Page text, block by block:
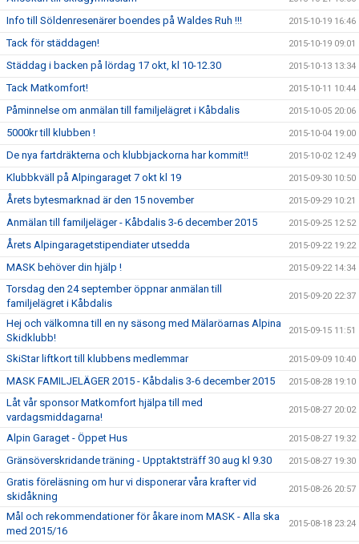
Info till Söldenresenärer boendes på Waldes Ruh !!! 2015-10-19 16:46
Tack för städdagen! 2015-10-19 09:01
Städdag i backen på lördag 17 okt, kl 10-12.30 2015-10-13 13:34
Tack Matkomfort! 2015-10-11 10:44
Påminnelse om anmälan till familjelägret i Kåbdalis 2015-10-05 20:06
5000kr till klubben ! 2015-10-04 19:00
De nya fartdräkterna och klubbjackorna har kommit!! 2015-10-02 12:49
Klubbkväll på Alpingaraget 7 okt kl 19 2015-09-30 10:50
Årets bytesmarknad är den 15 november 2015-09-29 10:21
Anmälan till familjeläger - Kåbdalis 3-6 december 2015 2015-09-25 12:52
Årets Alpingaragetstipendiater utsedda 2015-09-22 19:22
MASK behöver din hjälp ! 2015-09-22 14:34
Torsdag den 24 september öppnar anmälan till
familjelägret i Kåbdalis
2015-09-20 22:37
Hej och välkomna till en ny säsong med Mälaröarnas Alpina
Skidklubb!
2015-09-15 11:51
SkiStar liftkort till klubbens medlemmar 2015-09-09 10:40
MASK FAMILJELÄGER 2015 - Kåbdalis 3-6 december 2015 2015-08-28 19:10
Låt vår sponsor Matkomfort hjälpa till med
vardagsmiddagarna!
2015-08-27 20:02
Alpin Garaget - Öppet Hus 2015-08-27 19:32
Gränsöverskridande träning - Upptaktsträff 30 aug kl 9.30 2015-08-27 19:30
Gratis föreläsning om hur vi disponerar våra krafter vid
skidåkning
2015-08-26 20:57
Mål och rekommendationer för åkare inom MASK - Alla ska
med 2015/16
2015-08-18 23:24